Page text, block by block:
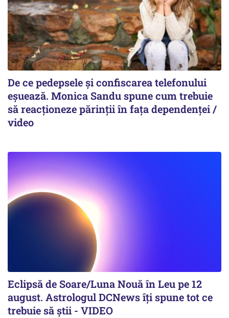
De ce pedepsele și confiscarea telefonului
eșuează. Monica Sandu spune cum trebuie
să reacționeze părinții în fața dependenței /
video
Eclipsă de Soare/Luna Nouă în Leu pe 12
august. Astrologul DCNews îți spune tot ce
trebuie să știi - VIDEO